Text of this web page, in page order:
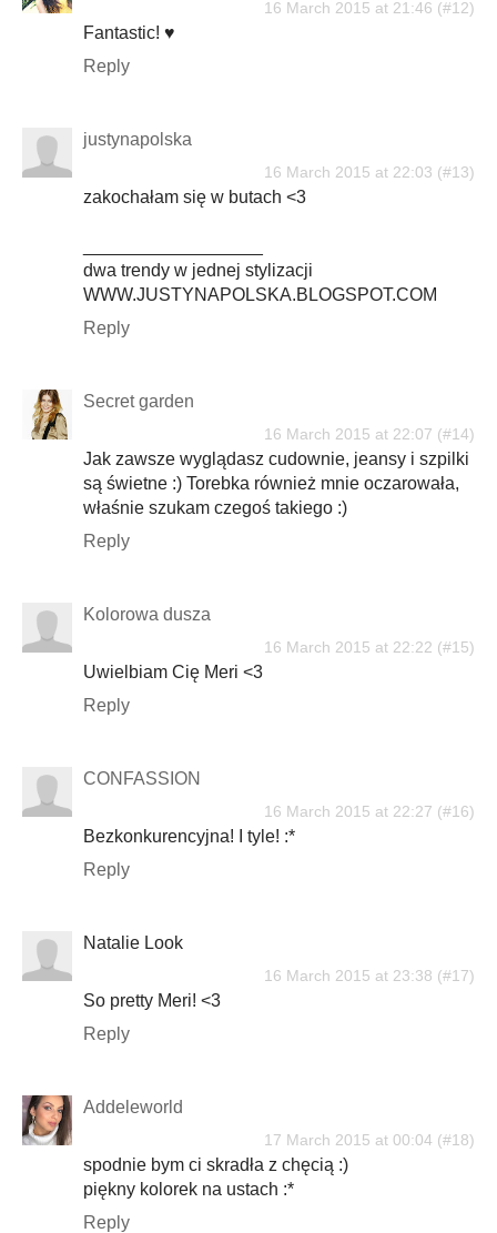
16 March 2015 at 21:46
Fantastic! ♥
Reply
justynapolska
16 March 2015 at 22:03
zakochałam się w butach <3
dwa trendy w jednej stylizacji
WWW.JUSTYNAPOLSKA.BLOGSPOT.COM
Reply
Secret garden
16 March 2015 at 22:07
Jak zawsze wyglądasz cudownie, jeansy i szpilki
są świetne :) Torebka również mnie oczarowała,
właśnie szukam czegoś takiego :)
Reply
Kolorowa dusza
16 March 2015 at 22:22
Uwielbiam Cię Meri <3
Reply
CONFASSION
16 March 2015 at 22:27
Bezkonkurencyjna! I tyle! :*
Reply
Natalie Look
16 March 2015 at 23:38
So pretty Meri! <3
Reply
Addeleworld
17 March 2015 at 00:04
spodnie bym ci skradła z chęcią :)
piękny kolorek na ustach :*
Reply